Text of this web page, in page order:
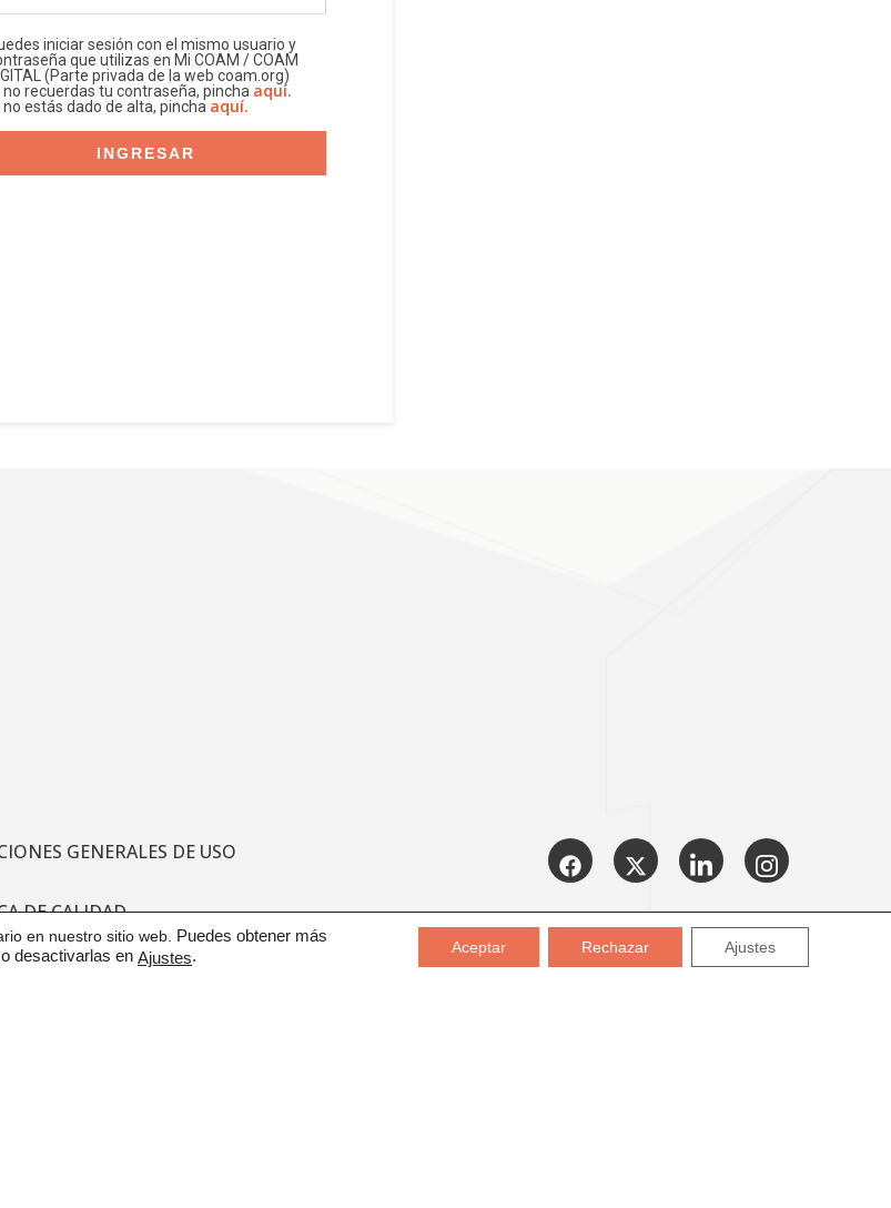
iniciar sesión con el mismo usuario y
que utilizas en Mi COAM / COAM
(Parte privada de la web coam.org)
no recuerdas tu contraseña, pincha aquí.
no estás dado de alta, pincha aquí.
GENERALES DE USO
DE CALIDAD
DE DATOS
en nuestro sitio web. Puedes obtener más
o desactivarlas en Ajustes.
Aceptar Rechazar Ajustes